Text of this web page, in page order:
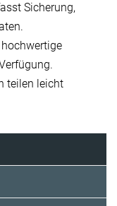
Sicherung,
teilen leicht